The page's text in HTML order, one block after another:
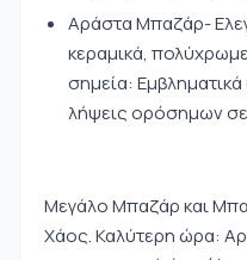
Αράστα Μπαζάρ-
κεραμικά,
σημεία:
λήψεις ορόσημων
Μεγάλο Μπαζάρ και
Χάος. Καλύτερη ώρα: